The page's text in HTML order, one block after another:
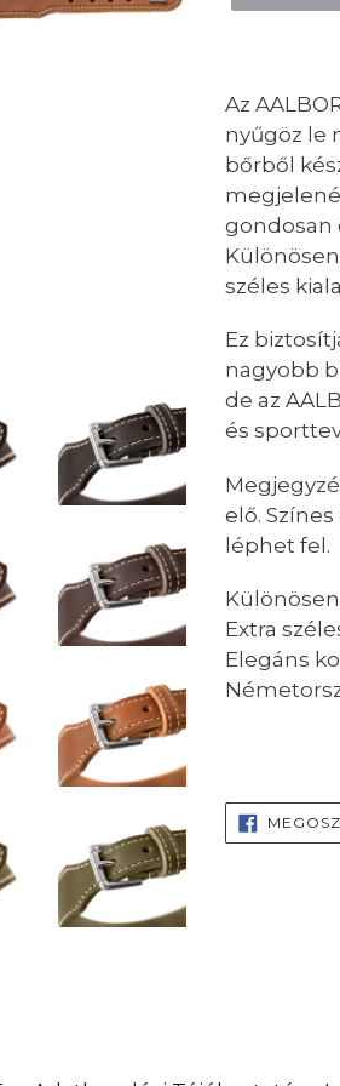
Az
nyűgöz le
bőrből
gondosan
széles
Ez
nagyobb
de az
és
elő.
léphet fel.
Extra
Elegáns